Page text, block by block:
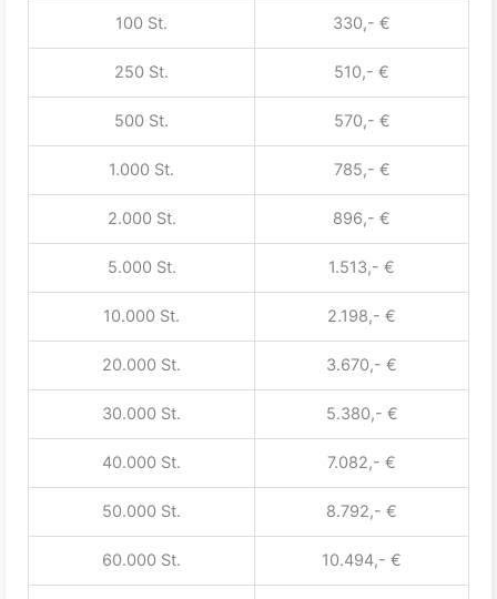
100 St. 330,- €
250 St. 510,- €
500 St. 570,- €
1.000 St. 785,- €
2.000 St. 896,- €
5.000 St. 1.513,- €
10.000 St. 2.198,- €
20.000 St. 3.670,- €
30.000 St. 5.380,- €
40.000 St. 7.082,- €
50.000 St. 8.792,- €
60.000 St. 10.494,- €